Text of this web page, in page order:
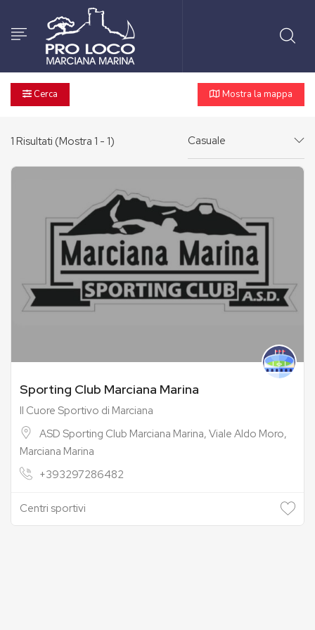
Cerca Mostra la mappa
1 Risultati (Mostra 1 - 1) Casuale
Sporting Club Marciana Marina
Il Cuore Sportivo di Marciana
ASD Sporting Club Marciana Marina, Viale Aldo Moro,
Marciana Marina
+393297286482
Centri sportivi